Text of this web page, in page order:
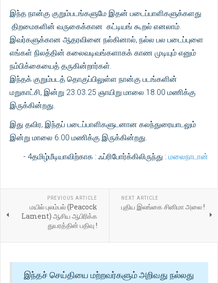
இந்த நான்கு குறும்படங்களுமே இதன் படைப்பாளிகளுக்களது
திறமைகளின் வருகைக்கான கட்டியங் கூறல் எனலாம்.
இவர்களுக்கான ஆதரவினை நல்கினால், நல்ல பல படைப்புளை
எங்கள் நிலத்தின் கலைவடிவங்களாகக் காண முடியும் எனும்
நம்பிக்கையைத் தருகின்றார்கள்.
இந்தக் குறும்படத் தொகுப்பிலுள்ள நான்கு படங்களின்
மறுகாட்சி, இன்று 23.03.25 ஞாயிறு மாலை 18.00 மணிக்கு
இருக்கின்றது.
இது தவிர, இந்தப் படைப்பாளிகளுடனான கலந்துரையாடலும்
இன்று மாலை 6.00 மணிக்கு இருக்கின்றது.
- 4தமிழ்மீடியாவிற்காக : ஃப்ரிபோர்க்கிலிருந்து : மலைநாடான்
PREVIOUS ARTICLE
மயில் புலம்பல் (Peacock
Lament) ஆசிய ஆபிரிக்க
துயரத்தின் பதிவு !
NEXT ARTICLE
புதிய இலங்கை சினிமா அலை !
இந்தச் செய்தியை மற்றவர்களும் அறிவது நல்லது